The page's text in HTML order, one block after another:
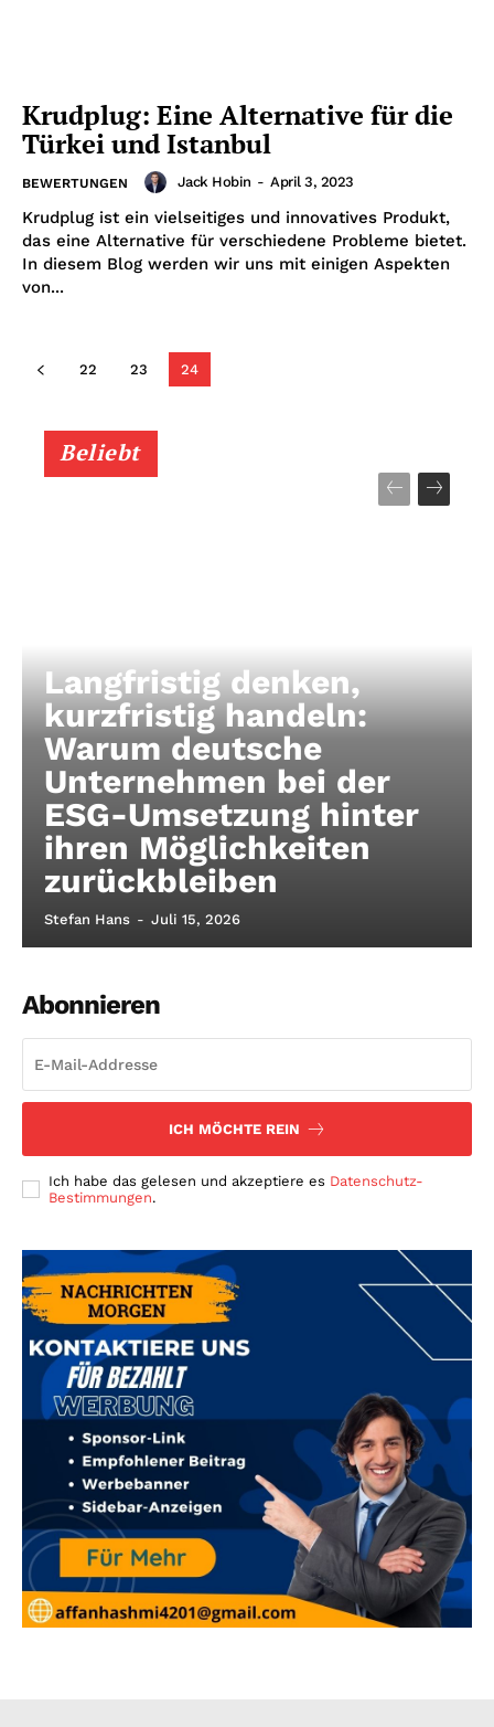
Krudplug: Eine Alternative für die
Türkei und Istanbul
BEWERTUNGEN Jack Hobin - April 3, 2023
Krudplug ist ein vielseitiges und innovatives Produkt,
das eine Alternative für verschiedene Probleme bietet.
In diesem Blog werden wir uns mit einigen Aspekten
von...
22 23 24
Beliebt
Langfristig denken,
kurzfristig handeln:
Warum deutsche
Unternehmen bei der
ESG-Umsetzung hinter
ihren Möglichkeiten
zurückbleiben
Stefan Hans - Juli 15, 2026
Abonnieren
ICH MÖCHTE REIN
Ich habe das gelesen und akzeptiere es Datenschutz-
Bestimmungen.